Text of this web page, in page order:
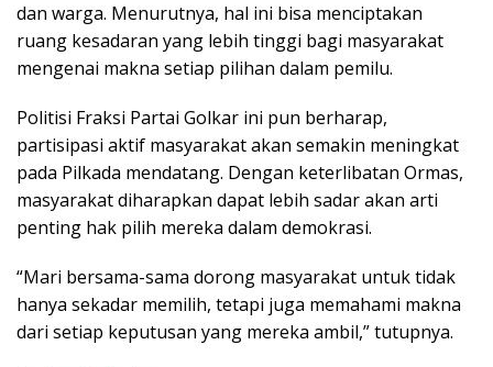
dan warga. Menurutnya, hal ini bisa menciptakan
ruang kesadaran yang lebih tinggi bagi masyarakat
mengenai makna setiap pilihan dalam pemilu.
Politisi Fraksi Partai Golkar ini pun berharap,
partisipasi aktif masyarakat akan semakin meningkat
pada Pilkada mendatang. Dengan keterlibatan Ormas,
masyarakat diharapkan dapat lebih sadar akan arti
penting hak pilih mereka dalam demokrasi.
“Mari bersama-sama dorong masyarakat untuk tidak
hanya sekadar memilih, tetapi juga memahami makna
dari setiap keputusan yang mereka ambil,” tutupnya.